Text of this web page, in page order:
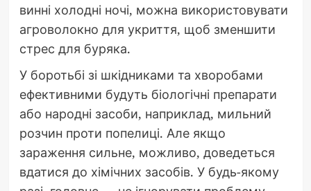
винні холодні ночі, можна використовувати
агроволокно для укриття, щоб зменшити
стрес для буряка.
У боротьбі зі шкідниками та хворобами
ефективними будуть біологічні препарати
або народні засоби, наприклад, мильний
розчин проти попелиці. Але якщо
зараження сильне, можливо, доведеться
вдатися до хімічних засобів. У будь-якому